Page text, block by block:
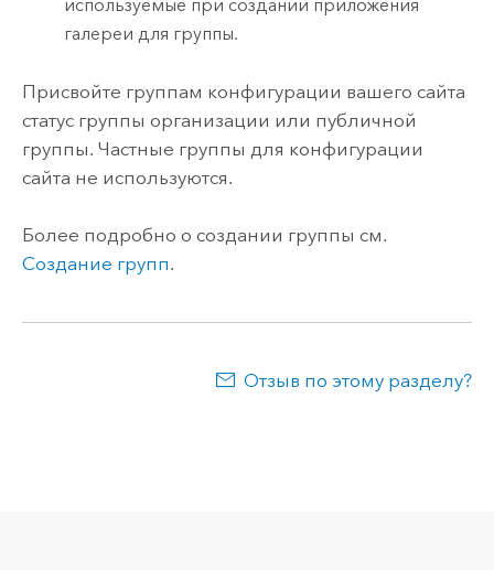
используемые при создании приложения
галереи для группы.
Присвойте группам конфигурации вашего сайта
статус группы организации или публичной
группы. Частные группы для конфигурации
сайта не используются.
Более подробно о создании группы см.
Создание групп.
Отзыв по этому разделу?